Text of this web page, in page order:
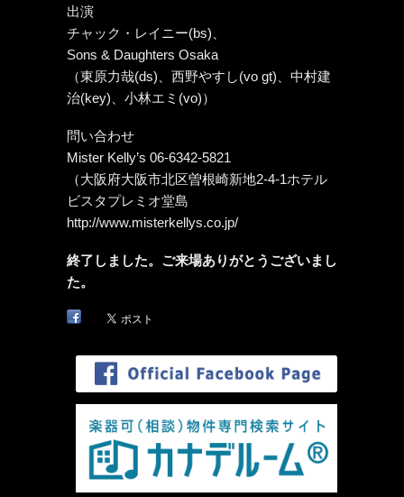
出演
チャック・レイニー(bs)、
Sons & Daughters Osaka
（東原力哉(ds)、西野やすし(vo gt)、中村建
治(key)、小林エミ(vo)）
問い合わせ
Mister Kelly’s 06-6342-5821
（大阪府大阪市北区曽根崎新地2-4-1ホテル
ビスタプレミオ堂島
http://www.misterkellys.co.jp/
終了しました。ご来場ありがとうございまし
た。